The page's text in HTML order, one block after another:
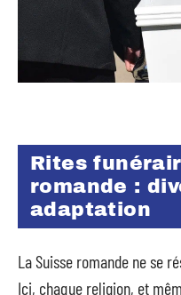
Rites
romande :
adaptation
La Suisse romande ne se
Ici, chaque religion, et